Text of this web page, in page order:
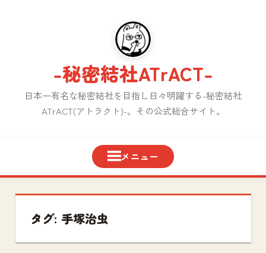
-秘密結社ATrACT-
日本一有名な秘密結社を目指し日々明躍する-秘密結社
ATrACT(アトラクト)-。その公式総合サイト。
タグ: 手塚治虫